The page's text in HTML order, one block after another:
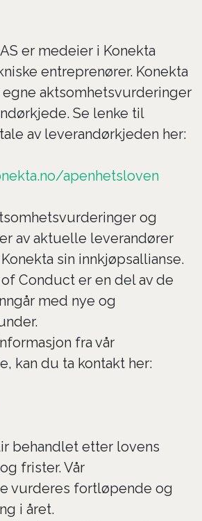
er medeier i Konekta
entreprenører. Konekta
aktsomhetsvurderinger
Se lenke til
av leverandørkjeden her:
apenhetsloven
og
av aktuelle leverandører
sin innkjøpsallianse.
Conduct er en del av de
med nye og
fra vår
kan du ta kontakt her:
behandlet etter lovens
frister. Vår
vurderes fortløpende og
i året.